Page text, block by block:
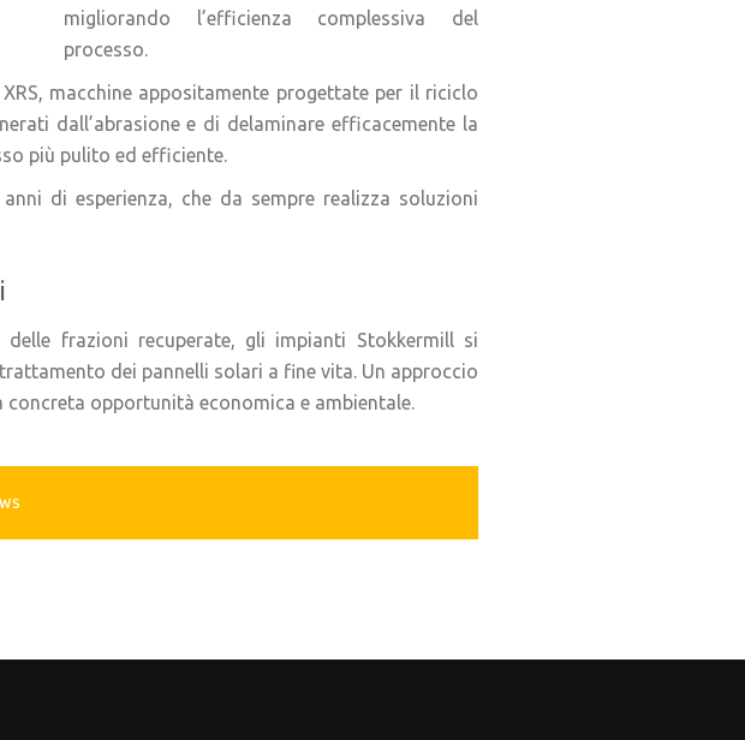
migliorando l’efficienza complessiva del
processo.
macchine appositamente progettate per il riciclo
dall’abrasione e di delaminare efficacemente la
più pulito ed efficiente.
di esperienza, che da sempre realizza soluzioni
frazioni recuperate, gli impianti Stokkermill si
dei pannelli solari a fine vita. Un approccio
opportunità economica e ambientale.